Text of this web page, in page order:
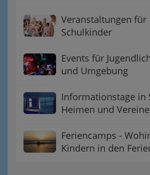
Veranstaltungen für
Schulkinder
Events für
und Umgebung
Informationstage in
Heimen und
Feriencamps -
Kindern in den